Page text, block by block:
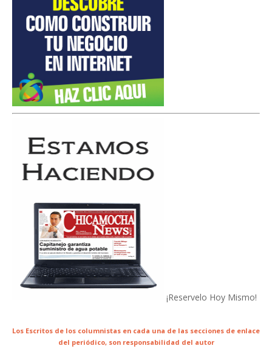
¡Reservelo Hoy Mismo!
Los Escritos de los columnistas en cada una de las secciones de enlace
del periódico, son responsabilidad del autor